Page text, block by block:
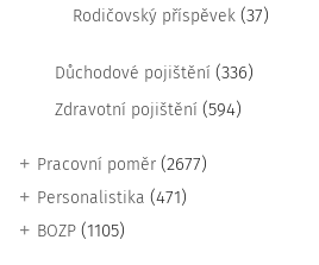
Rodičovský příspěvek (37)
Důchodové pojištění (336)
Zdravotní pojištění (594)
Pracovní poměr (2677)
Personalistika (471)
BOZP (1105)